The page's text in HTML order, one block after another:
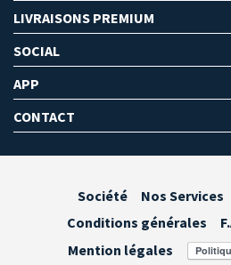
LIVRAISONS PREMIUM
SOCIAL
APP
CONTACT
Société Nos Services
Conditions générales
Mention légales